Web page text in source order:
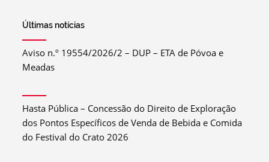
Últimas notícias
Aviso n.º 19554/2026/2 – DUP – ETA de Póvoa e
Meadas
Hasta Pública – Concessão do Direito de Exploração
dos Pontos Específicos de Venda de Bebida e Comida
do Festival do Crato 2026